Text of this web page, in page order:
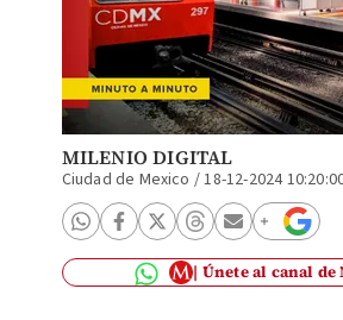
MILENIO DIGITAL
Ciudad de Mexico /18-12-2024
Únete al canal